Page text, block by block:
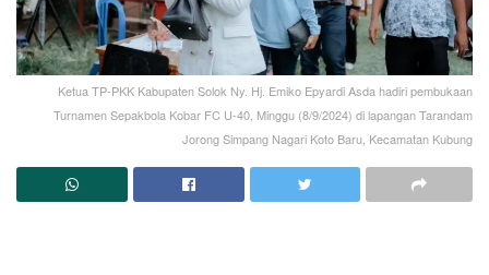
Ketua TP-PKK Kabupaten Solok Ny. Hj. Emiko Epyardi Asda hadiri pembukaan
Turnamen Sepakbola Kobar FC U-40, Minggu (8/9/2024) di lapangan Tarandam
Jorong Simpang Nagari Koto Baru, Kecamatan Kubung